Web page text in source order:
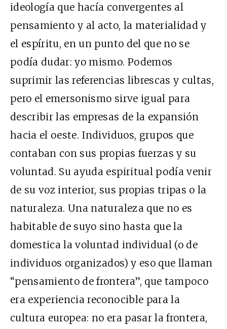
ideología que hacía convergentes al
pensamiento y al acto, la materialidad y
el espíritu, en un punto del que no se
podía dudar: yo mismo. Podemos
suprimir las referencias librescas y cultas,
pero el emersonismo sirve igual para
describir las empresas de la expansión
hacia el oeste. Individuos, grupos que
contaban con sus propias fuerzas y su
voluntad. Su ayuda espiritual podía venir
de su voz interior, sus propias tripas o la
naturaleza. Una naturaleza que no es
habitable de suyo sino hasta que la
domestica la voluntad individual (o de
individuos organizados) y eso que llaman
“pensamiento de frontera”, que tampoco
era experiencia reconocible para la
cultura europea: no era pasar la frontera,